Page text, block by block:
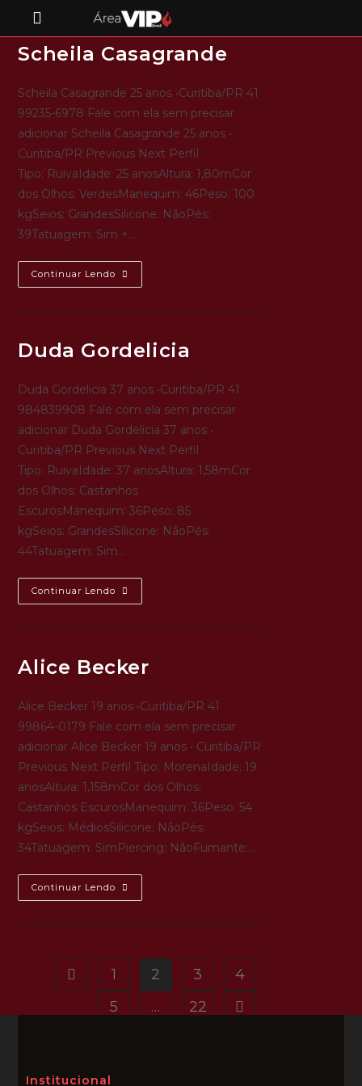
Scheila Casagrande
Scheila Casagrande 25 anos •Curitiba/PR 41
99235-6978 Fale com ela sem precisar
adicionar Scheila Casagrande 25 anos •
Curitiba/PR Previous Next Perfil
Tipo: RuivaIdade: 25 anosAltura: 1,80mCor
dos Olhos: VerdesManequim: 46Peso: 100
kgSeios: GrandesSilicone: NãoPés:
39Tatuagem: Sim +…
Continuar Lendo
Duda Gordelicia
Duda Gordelicia 37 anos •Curitiba/PR 41
984839908 Fale com ela sem precisar
adicionar Duda Gordelicia 37 anos •
Curitiba/PR Previous Next Perfil
Tipo: RuivaIdade: 37 anosAltura: 1,58mCor
dos Olhos: Castanhos
EscurosManequim: 36Peso: 85
kgSeios: GrandesSilicone: NãoPés:
44Tatuagem: Sim…
Continuar Lendo
Alice Becker
Alice Becker 19 anos •Curitiba/PR 41
99864-0179 Fale com ela sem precisar
adicionar Alice Becker 19 anos • Curitiba/PR
Previous Next Perfil Tipo: MorenaIdade: 19
anosAltura: 1,158mCor dos Olhos:
Castanhos EscurosManequim: 36Peso: 54
kgSeios: MédiosSilicone: NãoPés:
34Tatuagem: SimPiercing: NãoFumante:…
Continuar Lendo
1 2 3
4
5
… 22
Institucional